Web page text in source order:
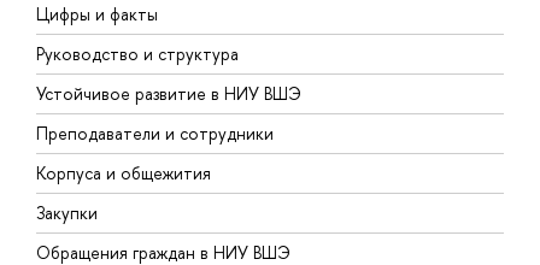
Цифры и факты
Руководство и структура
Устойчивое развитие в НИУ ВШЭ
Преподаватели и сотрудники
Корпуса и общежития
Закупки
Обращения граждан в НИУ ВШЭ